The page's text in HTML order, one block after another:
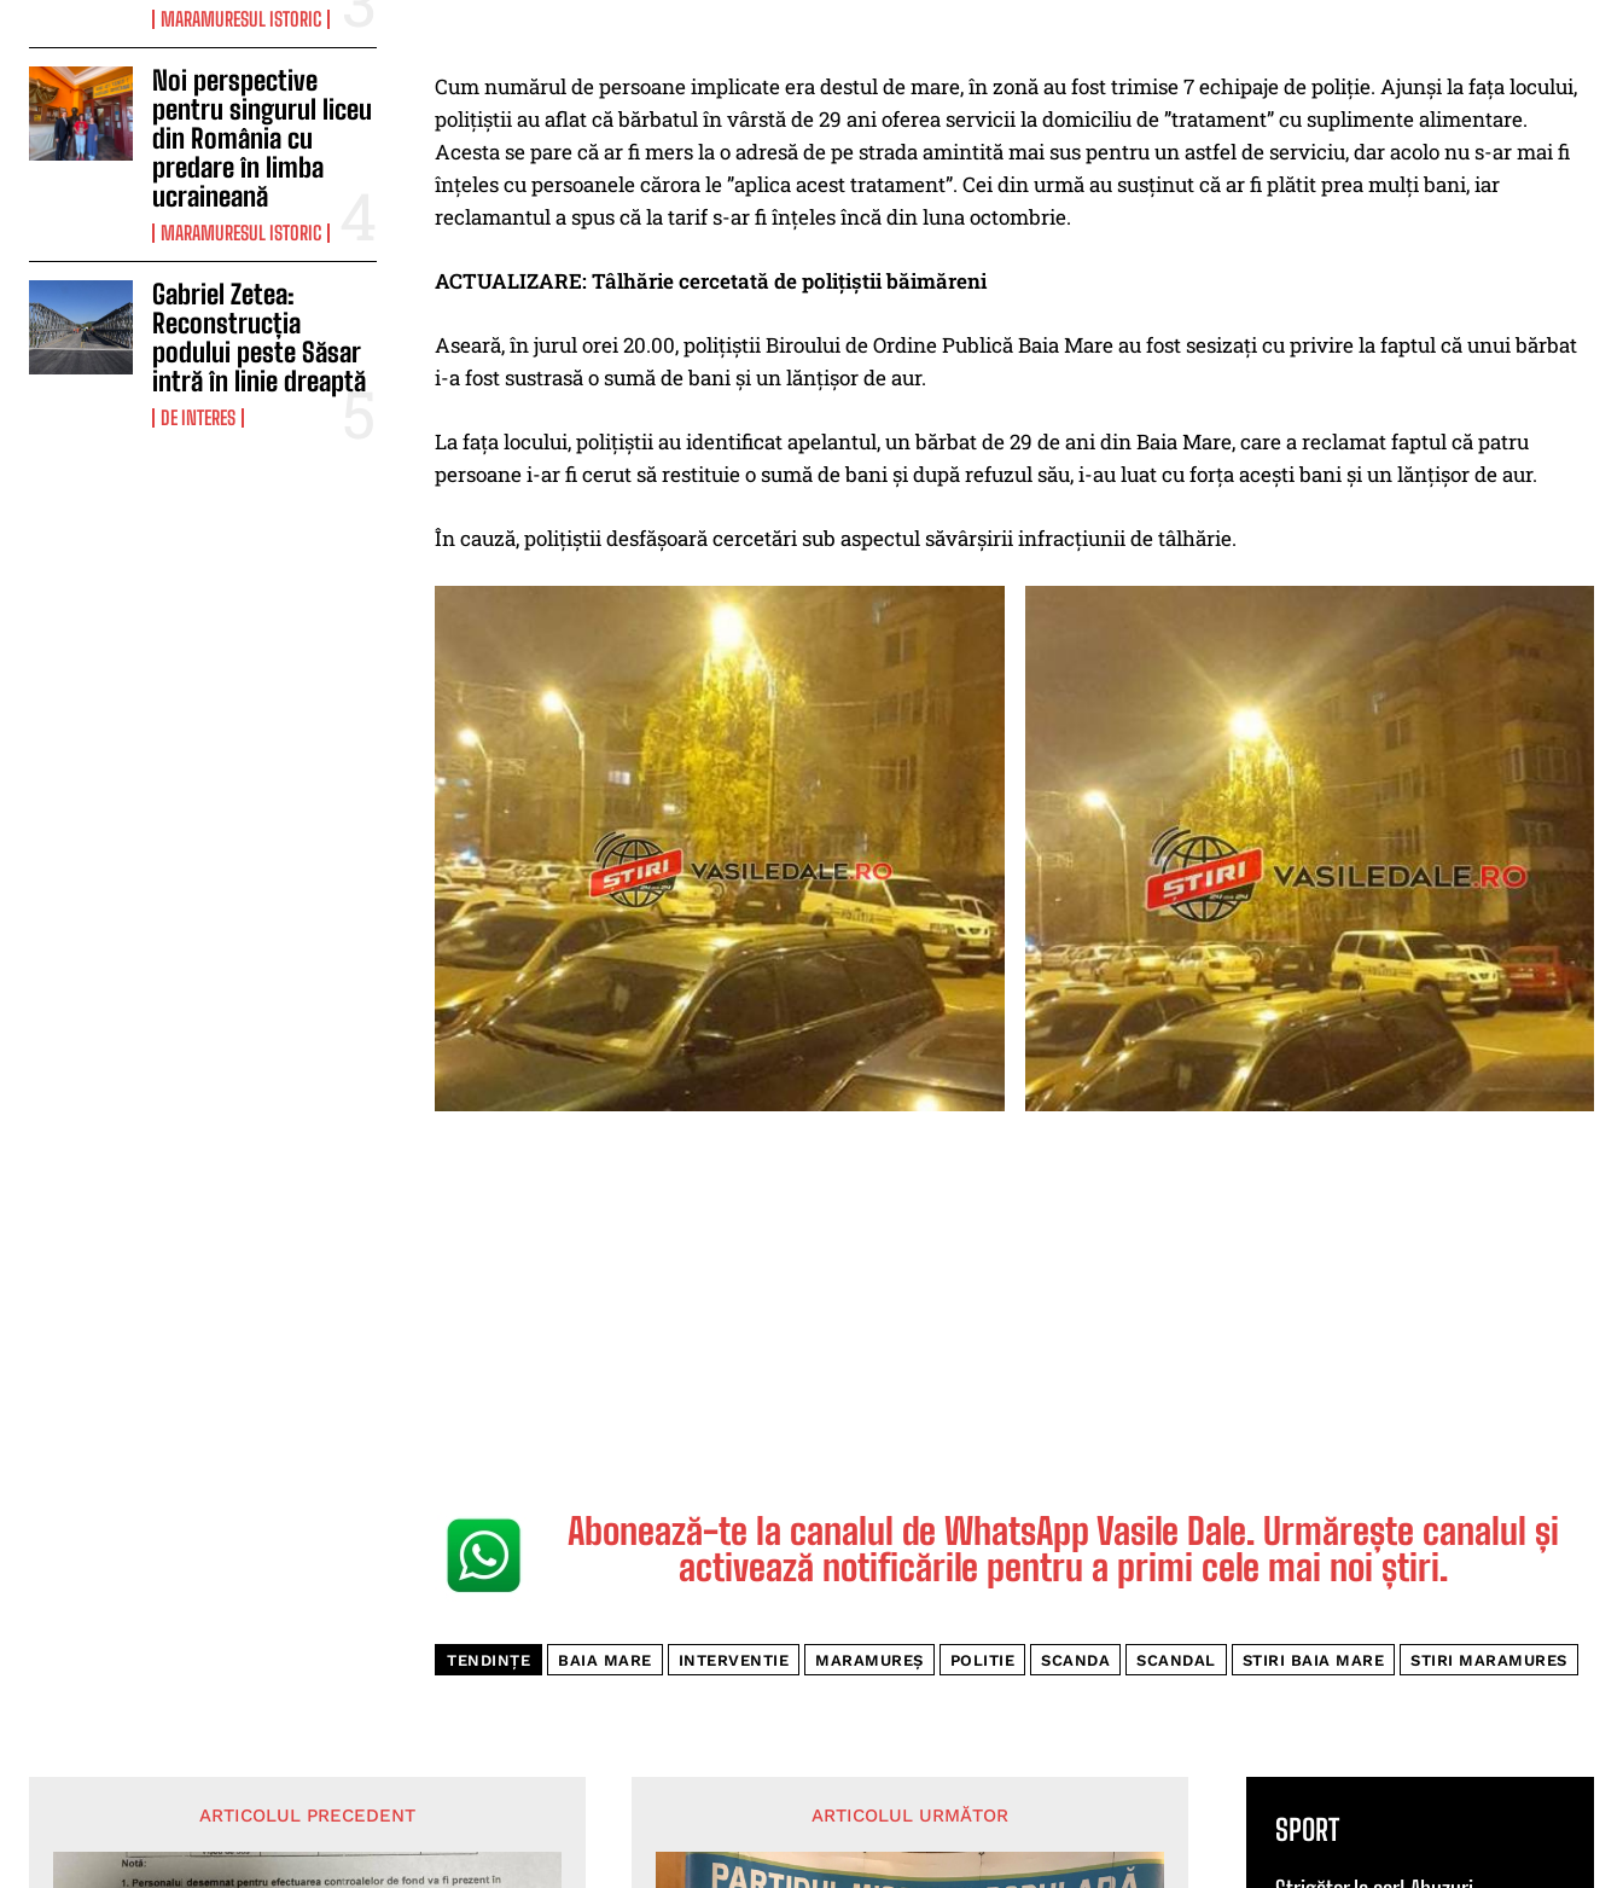
MARAMURESUL ISTORIC
Noi perspective
pentru singurul liceu
din România cu
predare în limba
ucraineană
MARAMURESUL ISTORIC
Gabriel Zetea:
Reconstrucția
podului peste Săsar
intră în linie dreaptă
DE INTERES
Cum numărul de persoane implicate era destul de mare, în zonă au fost trimise 7 echipaje de poliție. Ajunși la fața locului,
polițiștii au aflat că bărbatul în vârstă de 29 ani oferea servicii la domiciliu de ”tratament” cu suplimente alimentare.
Acesta se pare că ar fi mers la o adresă de pe strada amintită mai sus pentru un astfel de serviciu, dar acolo nu s-ar mai fi
înțeles cu persoanele cărora le ”aplica acest tratament”. Cei din urmă au susținut că ar fi plătit prea mulți bani, iar
reclamantul a spus că la tarif s-ar fi înțeles încă din luna octombrie.
ACTUALIZARE: Tâlhărie cercetată de polițiștii băimăreni
Aseară, în jurul orei 20.00, polițiștii Biroului de Ordine Publică Baia Mare au fost sesizați cu privire la faptul că unui bărbat
i-a fost sustrasă o sumă de bani și un lănțișor de aur.
La fața locului, polițiștii au identificat apelantul, un bărbat de 29 de ani din Baia Mare, care a reclamat faptul că patru
persoane i-ar fi cerut să restituie o sumă de bani și după refuzul său, i-au luat cu forța acești bani și un lănțișor de aur.
În cauză, polițiștii desfășoară cercetări sub aspectul săvârşirii infracţiunii de tâlhărie.
Abonează-te la canalul de WhatsApp Vasile Dale. Urmărește canalul și
activează notificările pentru a primi cele mai noi știri.
TENDINȚE BAIA MARE INTERVENTIE MARAMUREȘ POLITIE SCANDA SCANDAL STIRI BAIA MARE STIRI MARAMURES
ARTICOLUL PRECEDENT ARTICOLUL URMĂTOR SPORT